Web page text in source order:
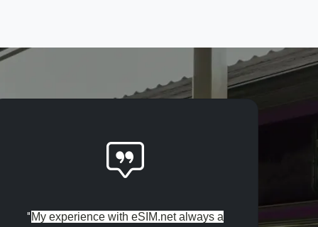
" My experience with eSIM.net always a